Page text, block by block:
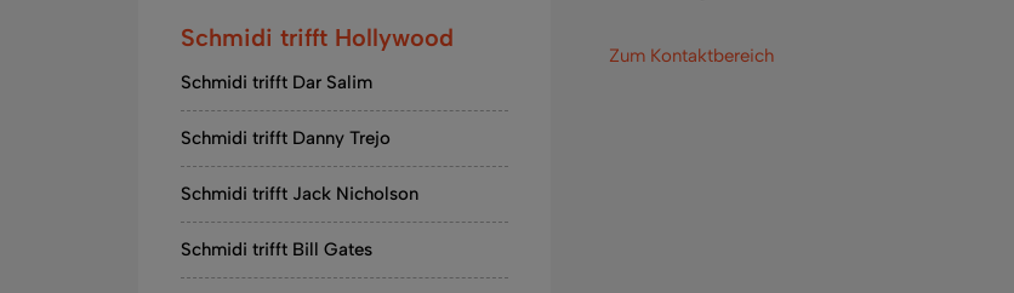
Schmidi trifft Hollywood
Schmidi trifft Dar Salim
Schmidi trifft Danny Trejo
Schmidi trifft Jack Nicholson
Schmidi trifft Bill Gates
Zum Kontaktbereich